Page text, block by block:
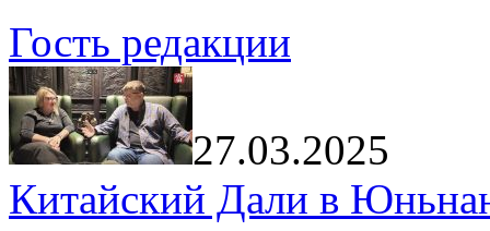
Гость редакции
27.03.2025
Китайский Дали в